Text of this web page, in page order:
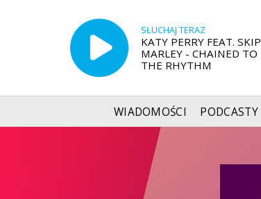
SŁUCHAJ TERAZ
KATY PERRY FEAT. SKIP
MARLEY - CHAINED TO
THE RHYTHM
WIADOMOŚCI PODCASTY